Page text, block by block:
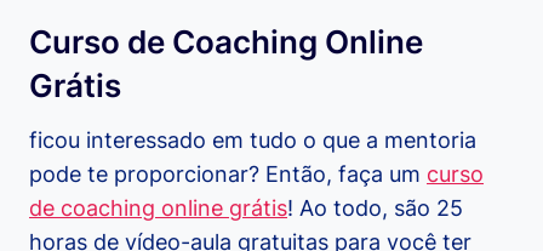
Curso de Coaching Online
Grátis
ficou interessado em tudo o que a mentoria
pode te proporcionar? Então, faça um curso
de coaching online grátis! Ao todo, são 25
horas de vídeo-aula gratuitas para você ter